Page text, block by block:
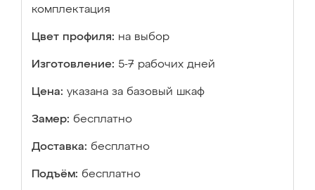
комплектация
Цвет профиля: на выбор
Изготовление: 5-7 рабочих дней
Цена: указана за базовый шкаф
Замер: бесплатно
Доставка: бесплатно
Подъём: бесплатно